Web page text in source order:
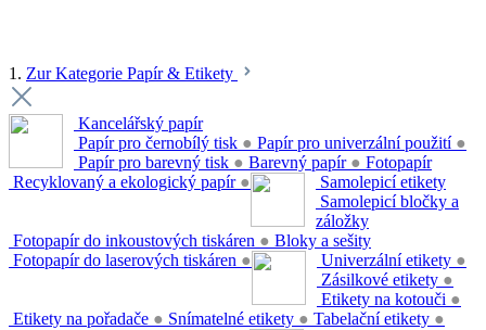
1. Zur Kategorie Papír & Etikety
Kancelářský papír
Papír pro černobílý tisk ● Papír pro univerzální použití ●
Papír pro barevný tisk ● Barevný papír ●
Recyklovaný a ekologický papír ●
Fotopapír
Fotopapír do inkoustových tiskáren ●
Fotopapír do laserových tiskáren ●
Samolepicí etikety
Univerzální etikety ●
Zásilkové etikety ●
Etikety na kotouči ●
Etikety na pořadače ● Snímatelné etikety ● Tabelační etikety ●
Samolepicí bločky a
záložky
Bloky a sešity